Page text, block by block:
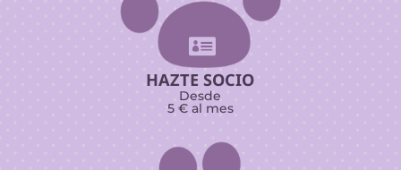

HAZTE SOCIO
Desde
5 € al mes